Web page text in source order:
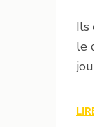
Ils
le